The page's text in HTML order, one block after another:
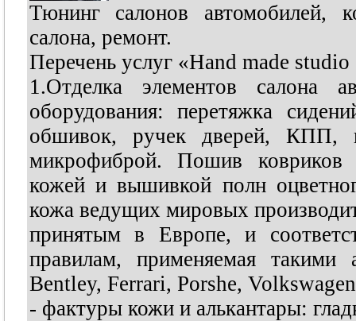
Тюнинг салонов автомобилей,
салона, ремонт.
Перечень услуг «Hand made
1.Отделка элементов салона
оборудования: перетяжка
обшивок, ручек дверей, КПП,
микрофиброй. Пошив ковриков
кожей и вышивкой полн
кожа ведущих мировых
принятым в Европе, и
правилам, применяемая
Bentley, Ferrari, Porshe,
- фактуры кожи и алькантары: